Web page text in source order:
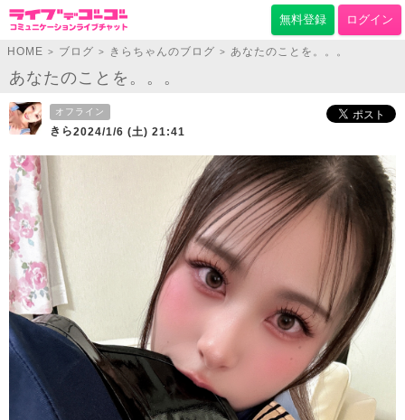
無料登録 ログイン
HOME > ブログ > きらちゃんのブログ > あなたのことを。。。
あなたのことを。。。
オフライン
きら2024/1/6 (土) 21:41